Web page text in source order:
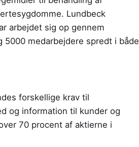
Lundbeck
arbejdet sig op gennem
5000 medarbejdere spredt i både
forskellige krav til
og information til kunder og
70 procent af aktierne i